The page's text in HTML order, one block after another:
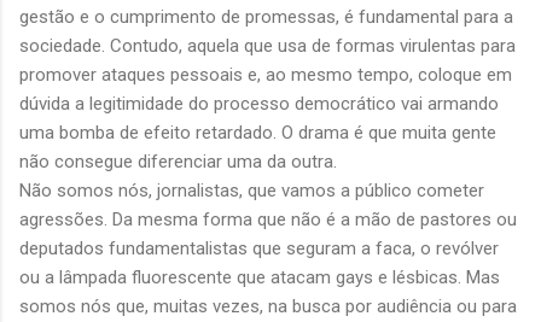
gestão e o cumprimento de promessas, é fundamental para a
sociedade. Contudo, aquela que usa de formas virulentas para
promover ataques pessoais e, ao mesmo tempo, coloque em
dúvida a legitimidade do processo democrático vai armando
uma bomba de efeito retardado. O drama é que muita gente
não consegue diferenciar uma da outra.
Não somos nós, jornalistas, que vamos a público cometer
agressões. Da mesma forma que não é a mão de pastores ou
deputados fundamentalistas que seguram a faca, o revólver
ou a lâmpada fluorescente que atacam gays e lésbicas. Mas
somos nós que, muitas vezes, na busca por audiência ou para